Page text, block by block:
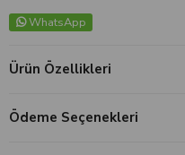
WhatsApp
Ürün Özellikleri
Ödeme Seçenekleri